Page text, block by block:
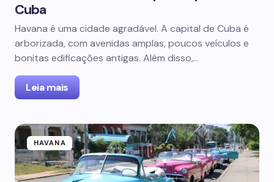
Cuba
Havana é uma cidade agradável. A capital de Cuba é
arborizada, com avenidas amplas, poucos veículos e
bonitas edificações antigas. Além disso,…
Leia mais
HAVANA